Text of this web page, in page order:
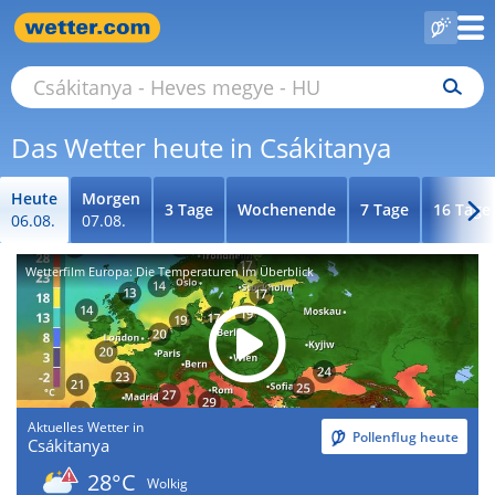
Das Wetter heute in Csákitanya
Heute
06.08.
Morgen
07.08.
3 Tage Wochenende 7 Tage 16 Tage
Wetterfilm Europa: Die Temperaturen im Überblick
Aktuelles Wetter in
Csákitanya Pollenflug heute
28°C
Wolkig